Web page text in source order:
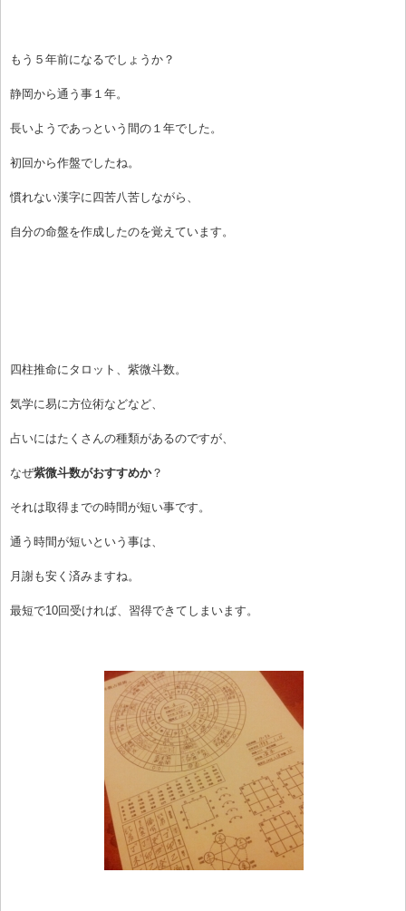
もう５年前になるでしょうか？
静岡から通う事１年。
長いようであっという間の１年でした。
初回から作盤でしたね。
慣れない漢字に四苦八苦しながら、
自分の命盤を作成したのを覚えています。
四柱推命にタロット、紫微斗数。
気学に易に方位術などなど、
占いにはたくさんの種類があるのですが、
なぜ紫微斗数がおすすめか？
それは取得までの時間が短い事です。
通う時間が短いという事は、
月謝も安く済みますね。
最短で10回受ければ、習得できてしまいます。